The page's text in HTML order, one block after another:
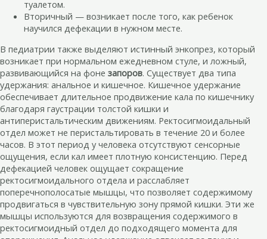
туалетом.
Вторичный — возникает после того, как ребенок
научился дефекации в нужном месте.
В педиатрии также выделяют истинный энкопрез, который
возникает при нормальном ежедневном стуле, и ложный,
развивающийся на фоне запоров. Существует два типа
удержания: анальное и кишечное. Кишечное удержание
обеспечивает длительное продвижение кала по кишечнику
благодаря гаустрации толстой кишки и
антиперистальтическим движениям. Ректосигмоидальный
отдел может не перистальтировать в течение 20 и более
часов. В этот период у человека отсутствуют сенсорные
ощущения, если кал имеет плотную консистенцию. Перед
дефекацией человек ощущает сокращение
ректосигмоидального отдела и расслабляет
поперечнополосатые мышцы, что позволяет содержимому
продвигаться в чувствительную зону прямой кишки. Эти же
мышцы используются для возвращения содержимого в
ректосигмоидный отдел до подходящего момента для